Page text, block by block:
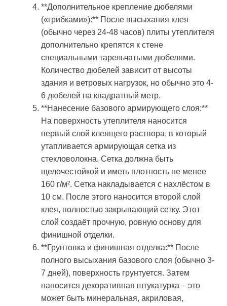
**Дополнительное крепление дюбелями
(«грибками»):** После высыхания клея
(обычно через 24-48 часов) плиты утеплителя
дополнительно крепятся к стене
специальными тарельчатыми дюбелями.
Количество дюбелей зависит от высоты
здания и ветровых нагрузок, но обычно это 4-
6 дюбелей на квадратный метр.
**Нанесение базового армирующего слоя:**
На поверхность утеплителя наносится
первый слой клеящего раствора, в который
утапливается армирующая сетка из
стекловолокна. Сетка должна быть
щелочестойкой и иметь плотность не менее
160 г/м². Сетка накладывается с нахлёстом в
10 см. После этого наносится второй слой
клея, полностью закрывающий сетку. Этот
слой создаёт прочную, ровную основу для
финишной отделки.
**Грунтовка и финишная отделка:** После
полного высыхания базового слоя (обычно 3-
7 дней), поверхность грунтуется. Затем
наносится декоративная штукатурка – это
может быть минеральная, акриловая,